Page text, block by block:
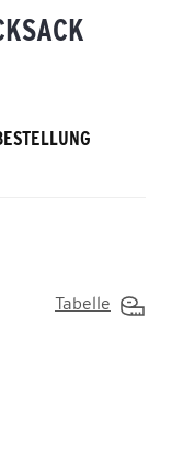
Tabelle